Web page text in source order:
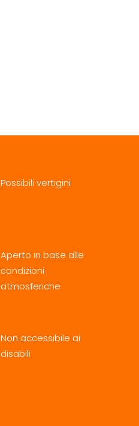
Possibili vertigini
Aperto in base alle
condizioni
atmosferiche
Non accessibile ai
disabili